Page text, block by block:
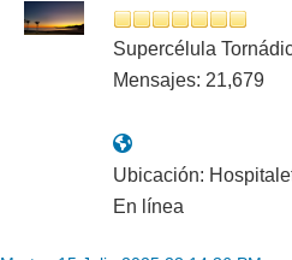
Supercélula
Mensajes: 21,679
Ubicación:
En línea